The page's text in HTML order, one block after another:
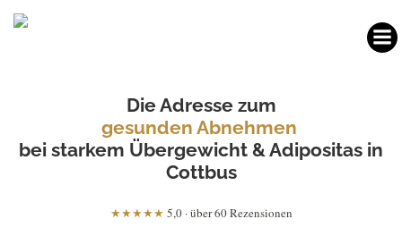
Die Adresse zum
gesunden Abnehmen
bei starkem Übergewicht & Adipositas in
Cottbus
★★★★★ 5,0 · über 60 Rezensionen